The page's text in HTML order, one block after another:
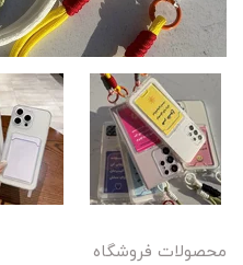
محصولات فروشگاه